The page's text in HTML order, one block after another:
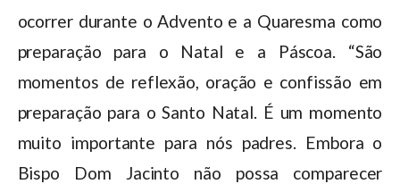
ocorrer durante o Advento e a Quaresma como
preparação para o Natal e a Páscoa. “São
momentos de reflexão, oração e confissão em
preparação para o Santo Natal. É um momento
muito importante para nós padres. Embora o
Bispo Dom Jacinto não possa comparecer